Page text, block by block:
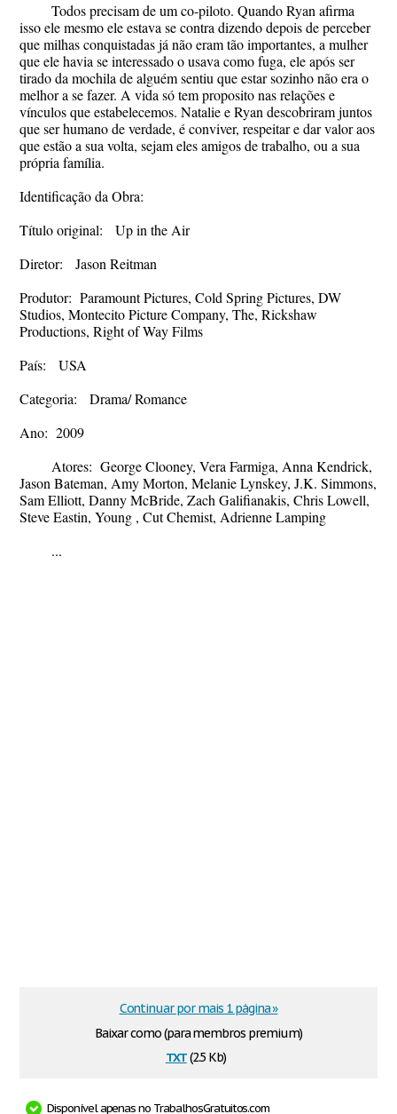
Todos precisam de um co-piloto. Quando Ryan afirma
isso ele mesmo ele estava se contra dizendo depois de perceber
que milhas conquistadas já não eram tão importantes, a mulher
que ele havia se interessado o usava como fuga, ele após ser
tirado da mochila de alguém sentiu que estar sozinho não era o
melhor a se fazer. A vida só tem proposito nas relações e
vínculos que estabelecemos. Natalie e Ryan descobriram juntos
que ser humano de verdade, é conviver, respeitar e dar valor aos
que estão a sua volta, sejam eles amigos de trabalho, ou a sua
própria família.
Identificação da Obra:
Título original: Up in the Air
Diretor: Jason Reitman
Produtor: Paramount Pictures, Cold Spring Pictures, DW
Studios, Montecito Picture Company, The, Rickshaw
Productions, Right of Way Films
País: USA
Categoria: Drama/ Romance
Ano: 2009
Atores: George Clooney, Vera Farmiga, Anna Kendrick,
Jason Bateman, Amy Morton, Melanie Lynskey, J.K. Simmons,
Sam Elliott, Danny McBride, Zach Galifianakis, Chris Lowell,
Steve Eastin, Young , Cut Chemist, Adrienne Lamping
...
Baixar como (para membros premium)
txt(2.5 Kb)
Continuar por mais 1 página »
Disponível apenas no TrabalhosGratuitos.com